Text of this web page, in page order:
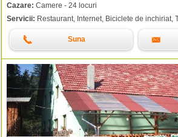
Cazare: Camere - 24 locuri
Servicii: Restaurant, Internet, Biciclete de inchiriat,
Suna